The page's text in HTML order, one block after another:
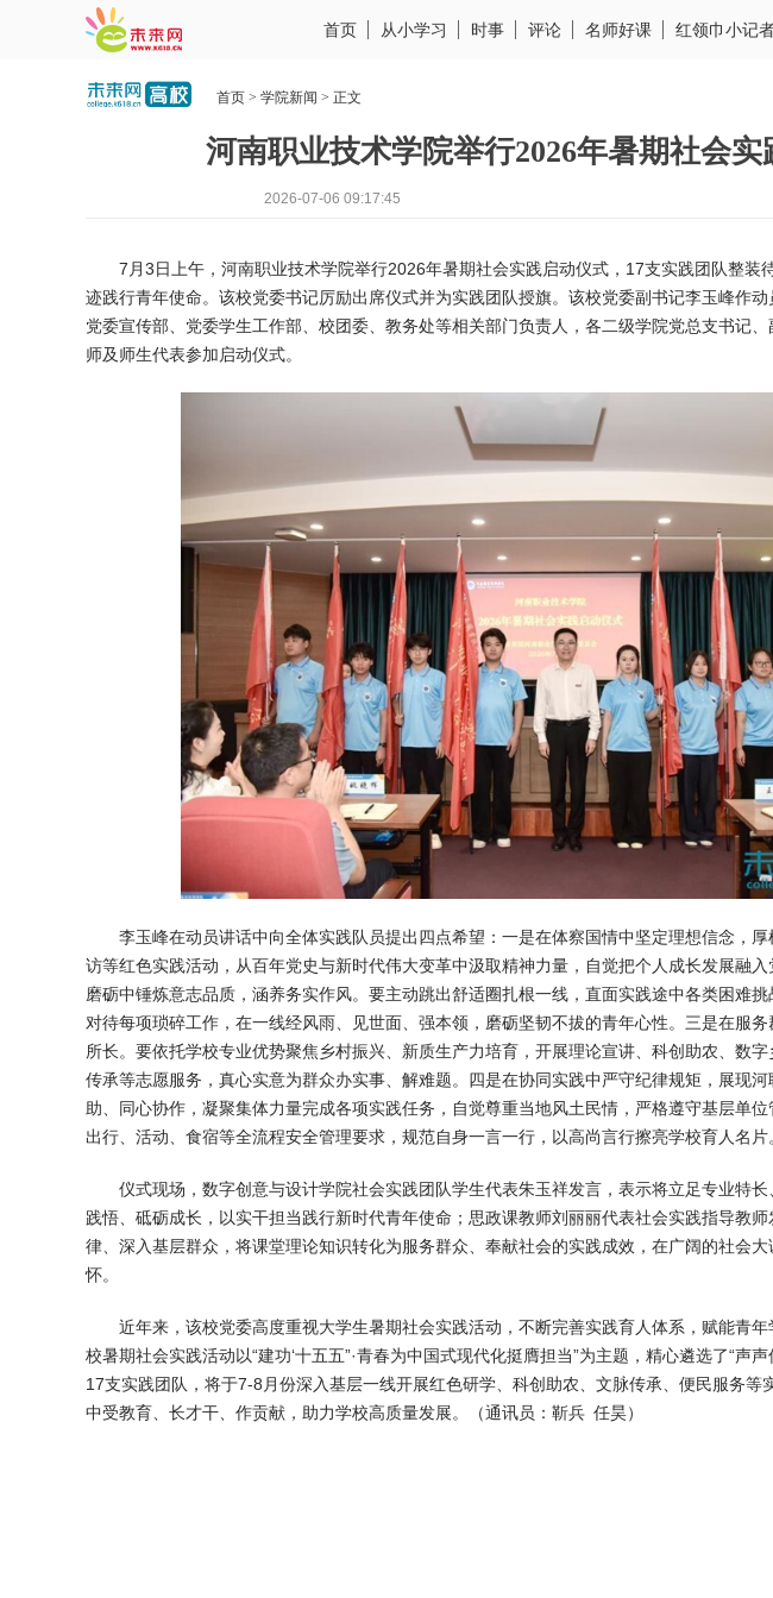
首页 从小学习 时事 评论 名师好课 红领巾小记
首页 > 学院新闻 > 正文
河南职业技术学院举行2026年暑期社会
2026-07-06 09:17:45
7月3日上午，河南职业技术学院举行2026年暑期社会实践启动仪式，17支实践团队整装
迹践行青年使命。该校党委书记厉励出席仪式并为实践团队授旗。该校党委副书记李玉峰作动
党委宣传部、党委学生工作部、校团委、教务处等相关部门负责人，各二级学院党总支书记
师及师生代表参加启动仪式。
李玉峰在动员讲话中向全体实践队员提出四点希望：一是在体察国情中坚定理想信念，
访等红色实践活动，从百年党史与新时代伟大变革中汲取精神力量，自觉把个人成长发展融
磨砺中锤炼意志品质，涵养务实作风。要主动跳出舒适圈扎根一线，直面实践途中各类困难
对待每项琐碎工作，在一线经风雨、见世面、强本领，磨砺坚韧不拔的青年心性。三是在服
所长。要依托学校专业优势聚焦乡村振兴、新质生产力培育，开展理论宣讲、科创助农、数
传承等志愿服务，真心实意为群众办实事、解难题。四是在协同实践中严守纪律规矩，展现
助、同心协作，凝聚集体力量完成各项实践任务，自觉尊重当地风土民情，严格遵守基层单
出行、活动、食宿等全流程安全管理要求，规范自身一言一行，以高尚言行擦亮学校育人名片
仪式现场，数字创意与设计学院社会实践团队学生代表朱玉祥发言，表示将立足专业特
践悟、砥砺成长，以实干担当践行新时代青年使命；思政课教师刘丽丽代表社会实践指导教
律、深入基层群众，将课堂理论知识转化为服务群众、奉献社会的实践成效，在广阔的社会
怀。
近年来，该校党委高度重视大学生暑期社会实践活动，不断完善实践育人体系，赋能青
校暑期社会实践活动以“建功‘十五五”·青春为中国式现代化挺膺担当”为主题，精心遴选了“声
17支实践团队，将于7-8月份深入基层一线开展红色研学、科创助农、文脉传承、便民服务等
中受教育、长才干、作贡献，助力学校高质量发展。（通讯员：靳兵 任昊）